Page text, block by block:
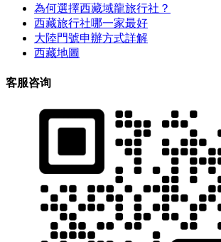
為何選擇西藏域龍旅行社？
西藏旅行社哪一家最好
大陸門號申辦方式詳解
西藏地圖
客服咨询